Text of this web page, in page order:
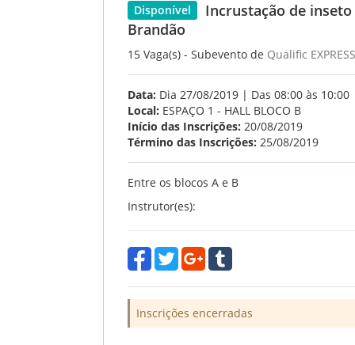
Disponível
Incrustação de
Brandão
15 Vaga(s) - Subevento de Qualific EXPRESS
Data: Dia 27/08/2019 | Das 08:00 às 10:00
Local: ESPAÇO 1 - HALL BLOCO B
Início das Inscrições: 20/08/2019
Término das Inscrições: 25/08/2019
Entre os blocos A e B
Instrutor(es):
Inscrições encerradas